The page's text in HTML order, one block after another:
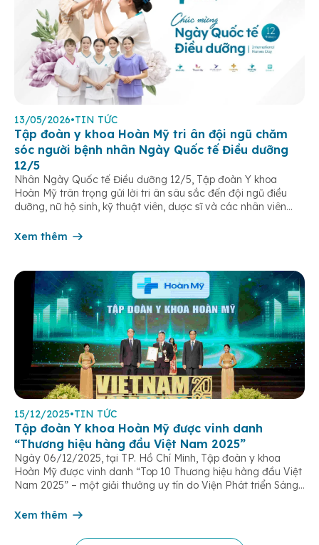
13/05/2026•TIN TỨC
Tập đoàn y khoa Hoàn Mỹ tri ân đội ngũ chăm
sóc người bệnh nhân Ngày Quốc tế Điều dưỡng
12/5
Nhân Ngày Quốc tế Điều dưỡng 12/5, Tập đoàn Y khoa
Hoàn Mỹ trân trọng gửi lời tri ân sâu sắc đến đội ngũ điều
dưỡng, nữ hộ sinh, kỹ thuật viên, dược sĩ và các nhân viên
âm thầm đồng hành trên […]
Xem thêm
15/12/2025•TIN TỨC
Tập đoàn Y khoa Hoàn Mỹ được vinh danh
“Thương hiệu hàng đầu Việt Nam 2025”
Ngày 06/12/2025, tại TP. Hồ Chí Minh, Tập đoàn y khoa
Hoàn Mỹ được vinh danh “Top 10 Thương hiệu hàng đầu Việt
Nam 2025” – một giải thưởng uy tín do Viện Phát triển Sáng
cứu Phát triển Doanh nghiệp Châu Á […]
Xem thêm